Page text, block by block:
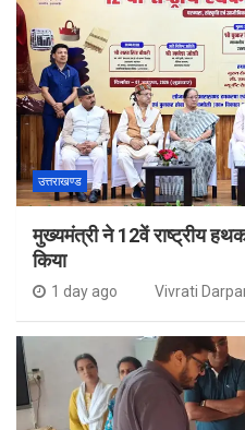
उत्तराखण्ड
मुख्यमंत्री ने 12वें राष्ट्रीय
किया
1 day ago Vivrati